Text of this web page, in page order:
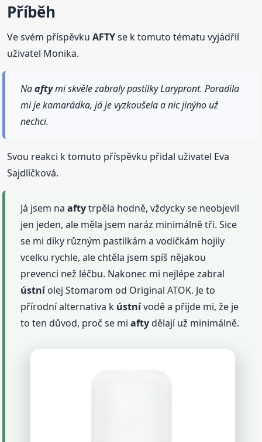
Příběh
Ve svém příspěvkuAFTYse k tomuto tématu vyjádřil
uživatel Monika.
Naaftymi skvěle zabraly pastilky Larypront. Poradila
mi je kamarádka, já je vyzkoušela a nic jinýho už
nechci.
Svou reakci k tomuto příspěvku přidal uživatel Eva
Sajdlíčková.
Já jsem naaftytrpěla hodně, vždycky se neobjevil
jen jeden, ale měla jsem naráz minimálně tři. Sice
se mi díky různým pastilkám a vodičkám hojily
vcelku rychle, ale chtěla jsem spíš nějakou
prevenci než léčbu. Nakonec mi nejlépe zabral
ústníolej Stomarom od Original ATOK. Je to
přírodní alternativa k ústnívodě a přijde mi, že je
to ten důvod, proč se miaftydělají už minimálně.